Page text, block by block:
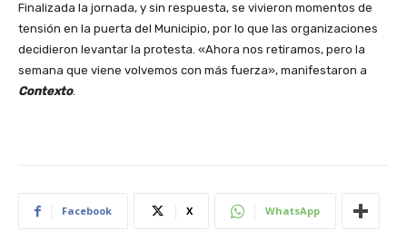
Finalizada la jornada, y sin respuesta, se vivieron momentos de
tensión en la puerta del Municipio, por lo que las organizaciones
decidieron levantar la protesta. «Ahora nos retiramos, pero la
semana que viene volvemos con más fuerza», manifestaron a
Contexto.
Facebook X WhatsApp